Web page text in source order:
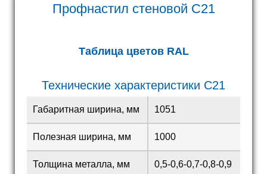
Профнастил стеновой С21
Таблица цветов RAL
Технические характеристики С21
Габаритная ширина, мм 1051
Полезная ширина, мм 1000
Толщина металла, мм 0,5-0,6-0,7-0,8-0,9